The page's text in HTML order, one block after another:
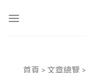
首頁 > 文章總覽 >